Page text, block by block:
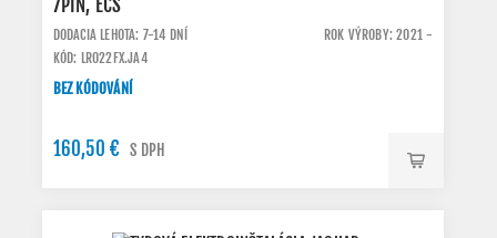
7PIN, ECS
DODACIA LEHOTA: 7-14 DNÍ
ROK VÝROBY: 2021 -
KÓD: LR022FX.JA4
BEZ KÓDOVÁNÍ
160,50 € S DPH